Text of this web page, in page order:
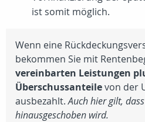
ist somit möglich.
Wenn eine
bekommen Sie mit
vereinbarten Leistungen
Überschussanteilevon der
ausbezahlt.Auch hier gilt,
hinausgeschoben wird.